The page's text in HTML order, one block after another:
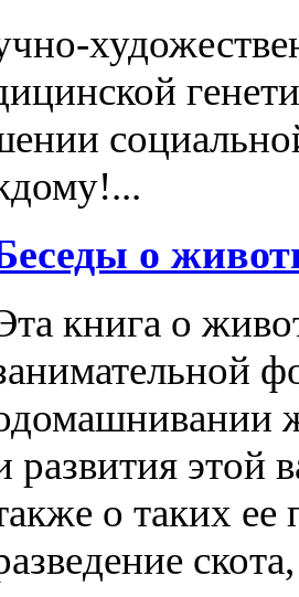
о
книга о
развития этой
о таких ее